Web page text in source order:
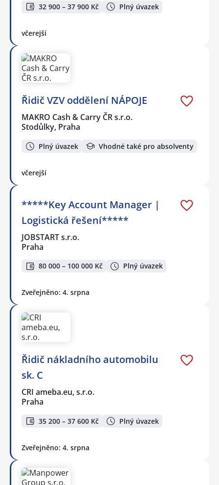
32 900 – 37 900 Kč Plný úvazek
včerejší
Řidič VZV oddělení NÁPOJE
MAKRO Cash & Carry ČR s.r.o.
Stodůlky, Praha
Plný úvazek Vhodné také pro absolventy
včerejší
*****Key Account Manager |
Logistická řešení*****
JOBSTART s.r.o.
Praha
80 000 – 100 000 Kč Plný úvazek
Zveřejněno: 4. srpna
Řidič nákladního automobilu
sk. C
CRI ameba.eu, s.r.o.
Praha
35 200 – 37 600 Kč Plný úvazek
Zveřejněno: 4. srpna